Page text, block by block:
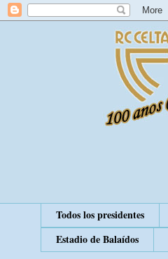
Todos los presidentes
Estadio de Balaídos